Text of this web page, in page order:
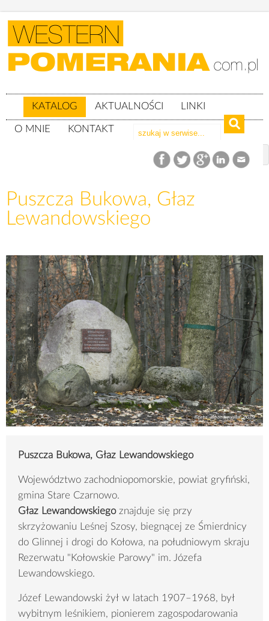
KATALOG AKTUALNOŚCI LINKI
O MNIE KONTAKT
woj. zachodniopomorskie
Puszcza Bukowa, Głaz Lewandowskiego
Puszcza Bukowa, Głaz
Lewandowskiego
Puszcza Bukowa, Głaz Lewandowskiego
Województwo zachodniopomorskie, powiat gryfiński,
gmina Stare Czarnowo.
Głaz Lewandowskiegoznajduje się przy
skrzyżowaniu Leśnej Szosy, biegnącej ze Śmierdnicy
do Glinnej i drogi do Kołowa, na południowym skraju
Rezerwatu "Kołowskie Parowy" im. Józefa
Lewandowskiego.
Józef Lewandowski żył w latach 1907–1968, był
wybitnym leśnikiem, pionierem zagospodarowania